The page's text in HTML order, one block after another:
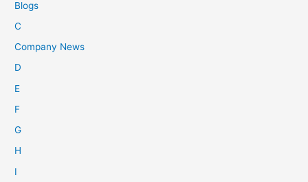
Blogs
C
Company News
D
E
F
G
H
I